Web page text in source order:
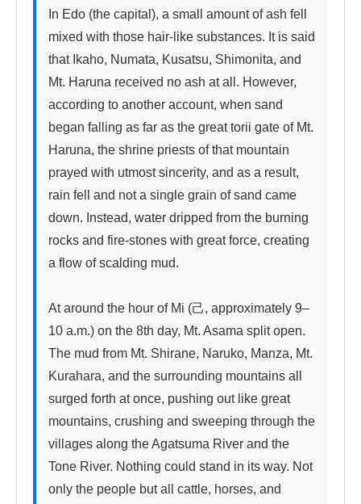
In Edo (the capital), a small amount of ash fell
mixed with those hair-like substances. It is said
that Ikaho, Numata, Kusatsu, Shimonita, and
Mt. Haruna received no ash at all. However,
according to another account, when sand
began falling as far as the great torii gate of Mt.
Haruna, the shrine priests of that mountain
prayed with utmost sincerity, and as a result,
rain fell and not a single grain of sand came
down. Instead, water dripped from the burning
rocks and fire-stones with great force, creating
a flow of scalding mud.
At around the hour of Mi (己, approximately 9–
10 a.m.) on the 8th day, Mt. Asama split open.
The mud from Mt. Shirane, Naruko, Manza, Mt.
Kurahara, and the surrounding mountains all
surged forth at once, pushing out like great
mountains, crushing and sweeping through the
villages along the Agatsuma River and the
Tone River. Nothing could stand in its way. Not
only the people but all cattle, horses, and